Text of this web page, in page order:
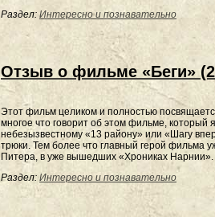
Раздел: Интересно и познавательно
Отзыв о фильме «Беги»
Этот фильм целиком и полностью
многое что говорит об этом фильме, который
небезызвестному «13 району» или «Шагу
трюки. Тем более что главный герой фильма
Питера, в уже вышедших «Хрониках Нарнии».
Раздел: Интересно и познавательно